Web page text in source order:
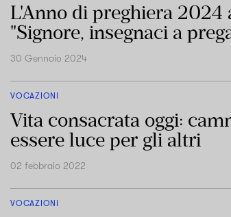
L'Anno di preghiera 2024
"Signore, insegnaci a
30 Gennaio 2024
VOCAZIONI
Vita consacrata oggi:
essere luce per gli altri
02 febbraio 2022
VOCAZIONI